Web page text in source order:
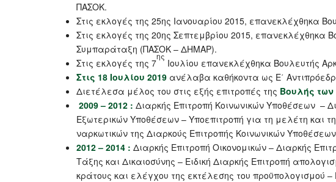
ΠΑΣΟΚ.
Στις εκλογές της 25ης Ιανουαρίου 2015, επανεκλέχθηκα
Στις εκλογές της 20ης Σεπτεμβρίου 2015, επανεκλέχθηκα
Συμπαράταξη (ΠΑΣΟΚ – ΔΗΜΑΡ).
Στις εκλογές της 7
ης
Ιουλίου επανεκλέχθηκα Βουλευτής
Στις 18 Ιουλίου 2019ανέλαβα καθήκοντα ως Ε΄
Διετέλεσα μέλος του στις εξής επιτροπές της Βουλής
2009 – 2012 : Διαρκής Επιτροπή Κοινωνικών Υποθέσεων –
Εξωτερικών Υποθέσεων – Υποεπιτροπή για τη μελέτη και
ναρκωτικών της Διαρκούς Επιτροπής Κοινωνικών
2012 – 2014 : Διαρκής Επιτροπή Οικονομικών – Διαρκής
Τάξης και Δικαιοσύνης – Ειδική Διαρκής Επιτροπή
κράτους και ελέγχου της εκτέλεσης του προϋπολογισμού –